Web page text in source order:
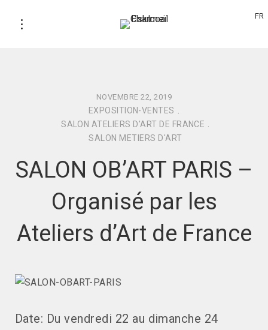
FR
NOVEMBRE 22, 2019
EXPOSITION-VENTES
SALON ATELIERS D'ART DE FRANCE
SALON METIERS D'ART
SALON OB’ART PARIS –
Organisé par les
Ateliers d’Art de France
Date: Du vendredi 22 au dimanche 24